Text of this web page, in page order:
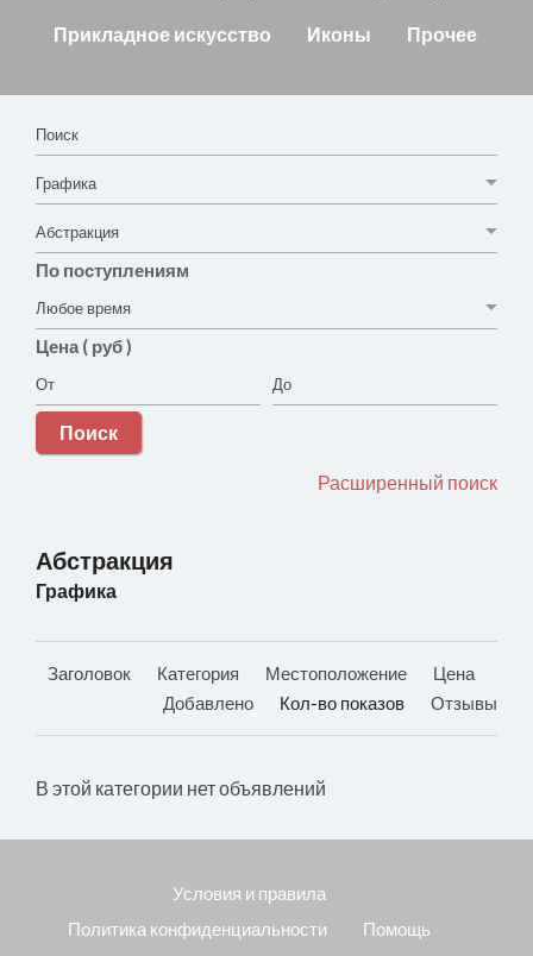
Прикладное искусство Иконы Прочее
По поступлениям
Цена ( руб )
Поиск
Расширенный поиск
Абстракция
Графика
Заголовок Категория Местоположение
Цена
Добавлено
Кол-во показов Отзывы
В этой категории нет объявлений
Условия и правила
Политика конфиденциальности
Помощь